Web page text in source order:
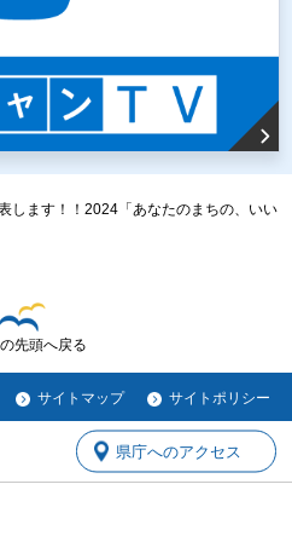
します！！2024「あなたのまちの、いい
先頭へ戻る
サイトマップ サイトポリシー
県庁へのアクセス